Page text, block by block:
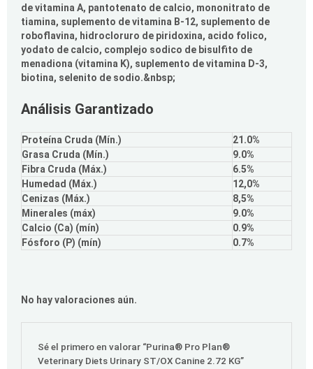
de vitamina A, pantotenato de calcio, mononitrato de
tiamina, suplemento de vitamina B-12, suplemento de
roboflavina, hidrocloruro de piridoxina, acido folico,
yodato de calcio, complejo sodico de bisulfito de
menadiona (vitamina K), suplemento de vitamina D-3,
biotina, selenito de sodio.&nbsp;
Análisis Garantizado
Proteína Cruda (Mín.)
21.0%
Grasa Cruda (Mín.)
9.0%
Fibra Cruda (Máx.)
6.5%
Humedad (Máx.)
12,0%
Cenizas (Máx.)
8,5%
Minerales (máx)
9.0%
Calcio (Ca) (mín)
0.9%
Fósforo (P) (mín)
0.7%
No hay valoraciones aún.
Sé el primero en valorar “Purina® Pro Plan®
Veterinary Diets Urinary ST/OX Canine 2.72 KG”